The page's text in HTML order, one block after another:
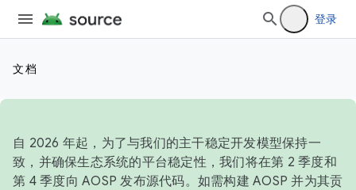
登录
文档
自 2026 年起，为了与我们的主干稳定开发模型保持一
致，并确保生态系统的平台稳定性，我们将在第 2 季度和
第 4 季度向 AOSP 发布源代码。如需构建 AOSP 并为其贡